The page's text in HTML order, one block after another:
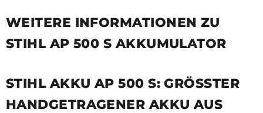
WEITERE INFORMATIONEN ZU
STIHL AP 500 S AKKUMULATOR
STIHL AKKU AP 500 S: GRÖSSTER H
ANDGETRAGENER AKKU AUS D